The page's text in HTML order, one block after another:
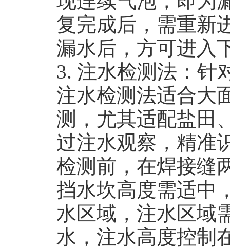
复完成后，需重新
漏水后，方可进入
3. 注水检测法：针
注水检测法适合大
测，尤其适配盐田
过注水观察，精准
检测前，在焊接缝
挡水坎高度需适中
水区域，注水区域
水，注水高度控制